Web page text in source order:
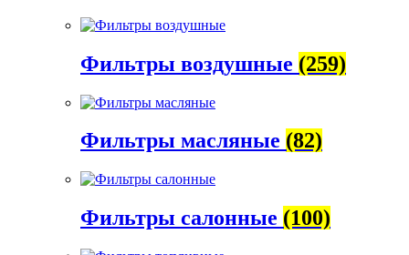
Фильтры воздушные (259)
Фильтры масляные (82)
Фильтры салонные (100)